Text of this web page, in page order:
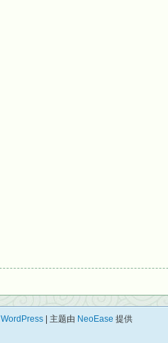
WordPress | 主题由 NeoEase 提供